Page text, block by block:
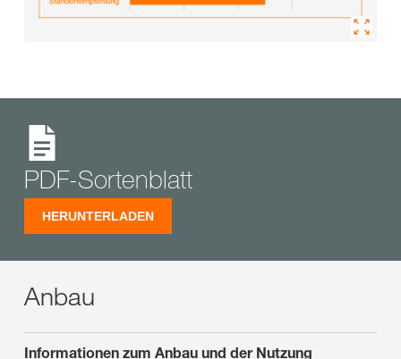
PDF-Sortenblatt
HERUNTERLADEN
Anbau
Informationen zum Anbau und der Nutzung